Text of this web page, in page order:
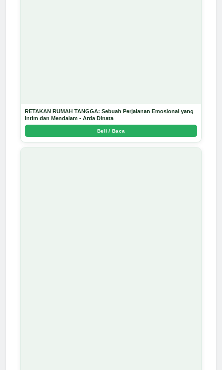
RETAKAN RUMAH TANGGA: Sebuah Perjalanan Emosional yang
Intim dan Mendalam - Arda Dinata
Beli / Baca